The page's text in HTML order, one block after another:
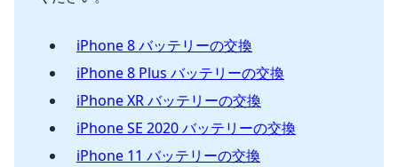
iPhone 8 バッテリーの交換
iPhone 8 Plus バッテリーの交換
iPhone XR バッテリーの交換
iPhone SE 2020 バッテリーの交換
iPhone 11 バッテリーの交換